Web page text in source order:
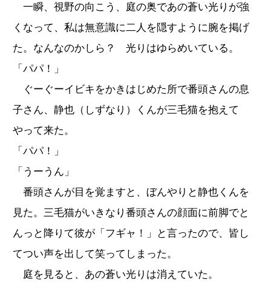
一瞬、視野の向こう、庭の奥であの蒼い光りが強
くなって、私は無意識に二人を隠すように腕を掲げ
た。なんなのかしら？ 光りはゆらめいている。
「パパ！」
ぐーぐーイビキをかきはじめた所で番頭さんの息
子さん、静也（しずなり）くんが三毛猫を抱えて
やって来た。
「パパ！」
「うーうん」
番頭さんが目を覚ますと、ぼんやりと静也くんを
見た。三毛猫がいきなり番頭さんの顔面に前脚でと
んっと降りて彼が「フギャ！」と言ったので、皆し
てつい声を出して笑ってしまった。
庭を見ると、あの蒼い光りは消えていた。